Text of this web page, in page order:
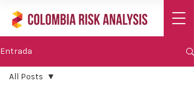
Entrada
All Posts